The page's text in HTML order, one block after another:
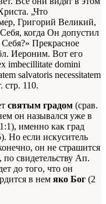
„Что
Григорий Великий,
когда Он допустил
Прекрасное
Иероним. Вот его
imbecillitаte domini
salvatoris necessitatem
стр. 110.
святым градом (срав.
он назывался уже в
именно как град
Но если искуситель
он не страшится
свидетельству Ап.
до того, что он
в нем яко Бог (2